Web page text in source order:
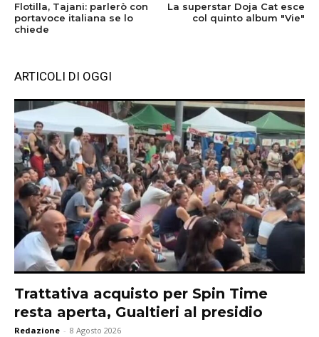
Flotilla, Tajani: parlerò con
portavoce italiana se lo
chiede
La superstar Doja Cat esce
col quinto album "Vie"
ARTICOLI DI OGGI
Trattativa acquisto per Spin Time
resta aperta, Gualtieri al presidio
Redazione - 8 Agosto 2026